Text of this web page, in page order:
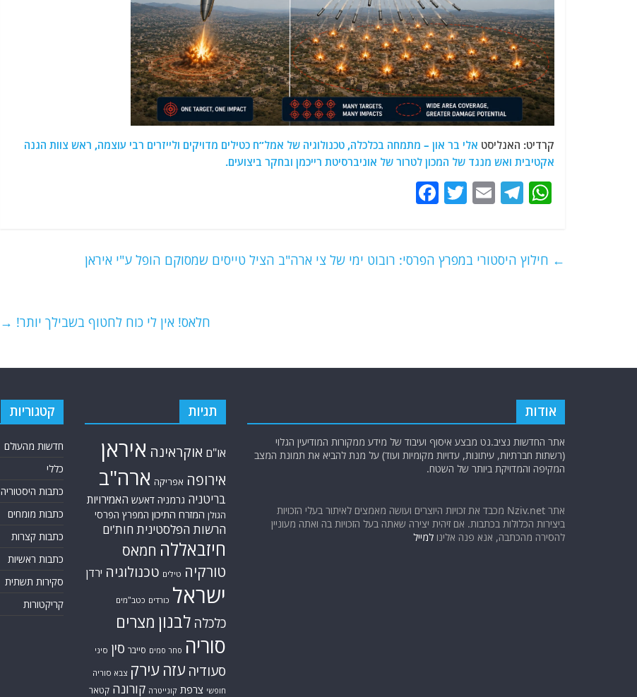
קרדיט: האנליסט אלי בר און – מתמחה בכלכלה, טכנולוגיה של אמל”ח כטילים מדויקים ולייזרים רבי עוצמה, ראש צוות הגנה
אקטיבית ואש מנגד של המכון לטרור של אוניברסיטת רייכמן ובחקר ביצועים.
W
s
T
g
E
l
T
er
e ← חילוץ היסטורי במפרץ הפרסי: רובוט ימי של צי ארה"ב הציל טייסים שמסוקם הופל ע"י איראן
חלאס! אין לי כוח לחטוף בשבילך יותר! →
אודות
אתר החדשות נציב.נט מבצע איסוף ועיבוד של מידע ממקורות המודיעין הגלוי
(רשתות חברתיות, עיתונות, עדויות מקומיות ועוד) על מנת להביא את תמונת המצב
המקיפה והמדויקת ביותר של השטח.
אתר Nziv.net מכבד את זכויות היוצרים ועושה מאמצים לאיתור בעלי הזכויות
ביצירות הכלולות בכתבות. אם זיהית יצירה שאתה בעל הזכויות בה ואתה מעוניין
להסירה מהכתבה, אנא פנה אלינו למייל
תגיות
או"ם אוקראינה איראן
אירופה אפריקה ארה"ב
בריטניה גרמניה דאעש האמירויות
הגולן המזרח התיכון המפרץ הפרסי
הרשות הפלסטינית חות'ים
חיזבאללה חמאס
טורקיה טילים טכנולוגיה ירדן
ישראל כורדים כטב"מים
כלכלה לבנון מצרים
סוריה סחר סמים סייבר סין סיני
סעודיה עזה עירק צבא סוריה
חופשי צרפת קונייטרה קורונה קטאר
קטגוריות
חדשות מהעולם
כללי
כתבות היסטוריה
כתבות מומחים
כתבות קצרות
כתבות ראשיות
סקירות תשתית
קריקטורות